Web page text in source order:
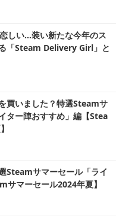
しい…装い新たな今年のス
「Steam Delivery Girl」と
買いました？特選Steamサ
ター陣おすすめ」編【Stea
Steamサマーセール「ライ
サマーセール2024年夏】